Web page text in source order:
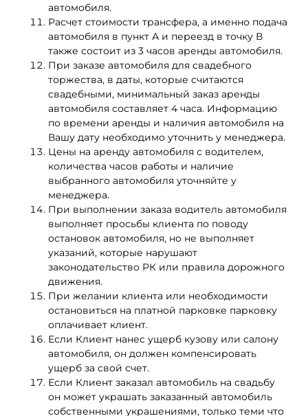
автомобиля.
Расчет стоимости трансфера, а именно подача
автомобиля в пункт А и переезд в точку В
также состоит из 3 часов аренды автомобиля.
При заказе автомобиля для свадебного
торжества, в даты, которые считаются
свадебными, минимальный заказ аренды
автомобиля составляет 4 часа. Информацию
по времени аренды и наличия автомобиля на
Вашу дату необходимо уточнить у менеджера.
Цены на аренду автомобиля с водителем,
количества часов работы и наличие
выбранного автомобиля уточняйте у
менеджера.
При выполнении заказа водитель автомобиля
выполняет просьбы клиента по поводу
остановок автомобиля, но не выполняет
указаний, которые нарушают
законодательство РК или правила дорожного
движения.
При желании клиента или необходимости
остановиться на платной парковке парковку
оплачивает клиент.
Если Клиент нанес ущерб кузову или салону
автомобиля, он должен компенсировать
ущерб за свой счет.
Если Клиент заказал автомобиль на свадьбу
он может украшать заказанный автомобиль
собственными украшениями, только теми что